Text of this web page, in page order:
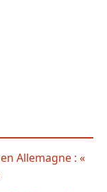
Allemagne : «